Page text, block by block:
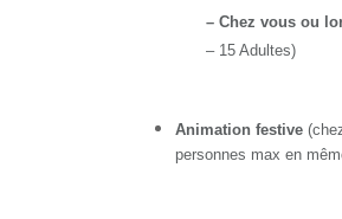
– Chez vous ou
– 15Adultes)
Animation festive
personnes max en